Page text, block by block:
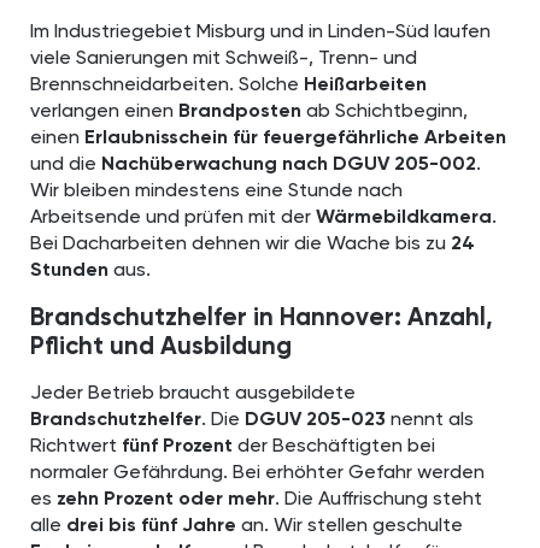
Im Industriegebiet Misburg und in Linden-Süd laufen
viele Sanierungen mit Schweiß-, Trenn- und
Brennschneidarbeiten. Solche Heißarbeiten
verlangen einen Brandposten ab Schichtbeginn,
einen Erlaubnisschein für feuergefährliche Arbeiten
und die Nachüberwachung nach DGUV 205-002.
Wir bleiben mindestens eine Stunde nach
Arbeitsende und prüfen mit der Wärmebildkamera.
Bei Dacharbeiten dehnen wir die Wache bis zu 24
Stunden aus.
Brandschutzhelfer in Hannover: Anzahl,
Pflicht und Ausbildung
Jeder Betrieb braucht ausgebildete
Brandschutzhelfer. Die DGUV 205-023 nennt als
Richtwert fünf Prozent der Beschäftigten bei
normaler Gefährdung. Bei erhöhter Gefahr werden
es zehn Prozent oder mehr. Die Auffrischung steht
alle drei bis fünf Jahre an. Wir stellen geschulte